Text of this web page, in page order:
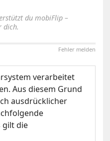
du mobiFlip –
dich.
Fehler melden
verarbeitet
Aus diesem Grund
ausdrücklicher
gilt die